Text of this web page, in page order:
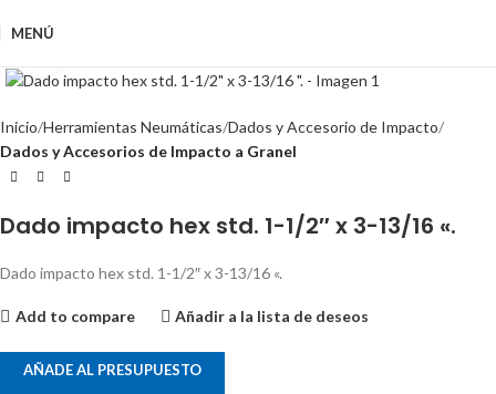
MENÚ
Inicio Herramientas Neumáticas Dados y Accesorio de Impacto
Dados y Accesorios de Impacto a Granel
Dado impacto hex std. 1-1/2″ x 3-13/16 «.
Dado impacto hex std. 1-1/2″ x 3-13/16 «.
Add to compare Añadir a la lista de deseos
AÑADE AL PRESUPUESTO